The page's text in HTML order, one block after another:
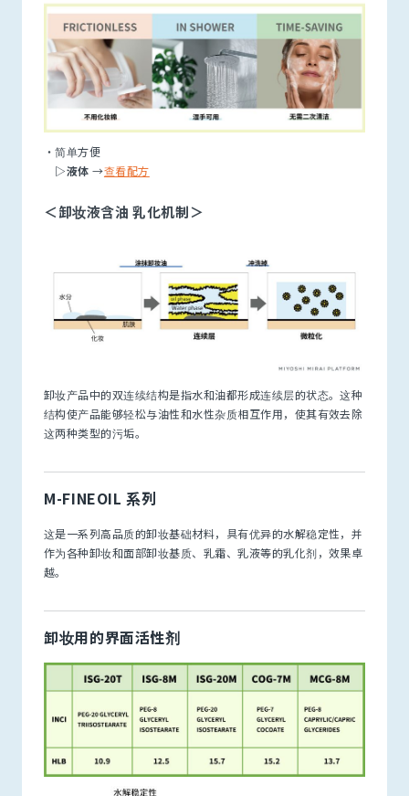
・简单方便
▷液体 →查看配方
＜卸妆液含油 乳化机制＞
卸妆产品中的双连续结构是指水和油都形成连续层的状态。这种
结构使产品能够轻松与油性和水性杂质相互作用，使其有效去除
这两种类型的污垢。
M-FINEOIL 系列
这是一系列高品质的卸妆基础材料，具有优异的水解稳定性，并
作为各种卸妆和面部卸妆基质、乳霜、乳液等的乳化剂，效果卓
越。
卸妆用的界面活性剂